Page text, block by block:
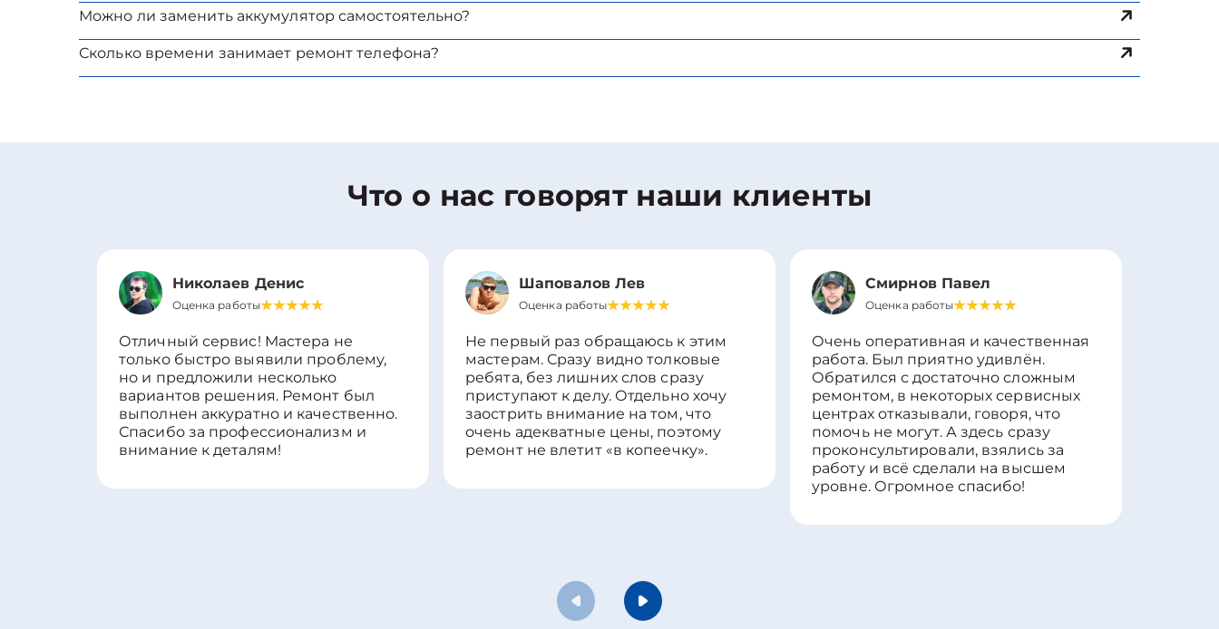
Можно ли заменить аккумулятор самостоятельно?
Сколько времени занимает ремонт телефона?
Что о нас говорят наши клиенты
Николаев Денис
Оценка работы
Отличный сервис! Мастера не
только быстро выявили проблему,
но и предложили несколько
вариантов решения. Ремонт был
выполнен аккуратно и качественно.
Спасибо за профессионализм и
внимание к деталям!
Шаповалов Лев
Оценка работы
Не первый раз обращаюсь к этим
мастерам. Сразу видно толковые
ребята, без лишних слов сразу
приступают к делу. Отдельно хочу
заострить внимание на том, что
очень адекватные цены, поэтому
ремонт не влетит «в копеечку».
Смирнов Павел
Оценка работы
Очень оперативная и качественная
работа. Был приятно удивлён.
Обратился с достаточно сложным
ремонтом, в некоторых сервисных
центрах отказывали, говоря, что
помочь не могут. А здесь сразу
проконсультировали, взялись за
работу и всё сделали на высшем
уровне. Огромное спасибо!